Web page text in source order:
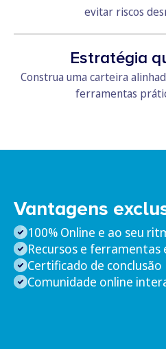
evitar riscos
Estratégia
Construa uma carteira
ferramentas
Vantagens
100% Online e ao seu
Recursos e ferramentas
Certificado de conclusão
Comunidade online